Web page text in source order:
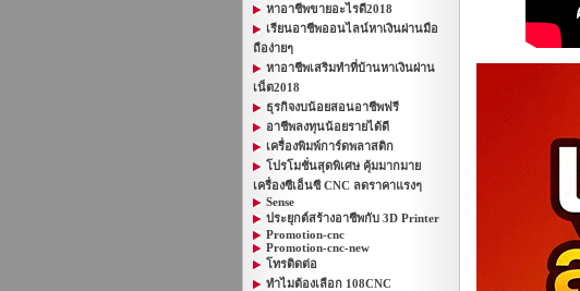
หาอาชีพขายอะไรดี2018
เรียนอาชีพออนไลน์หาเงินผ่านมือ
ถือง่ายๆ
หาอาชีพเสริมทําที่บ้านหาเงินผ่าน
เน็ต2018
ธุรกิจงบน้อยสอนอาชีพฟรี
อาชีพลงทุนน้อยรายได้ดี
เครื่องพิมพ์การ์ดพลาสติก
โปรโมชั่นสุดพิเศษ คุ้มมากมาย
เครื่องซีเอ็นซี CNC ลดราคาแรงๆ
Sense
ประยุกต์สร้างอาชีพกับ 3D Printer
Promotion-cnc
Promotion-cnc-new
โทรติดต่อ
ทำไมต้องเลือก 108CNC